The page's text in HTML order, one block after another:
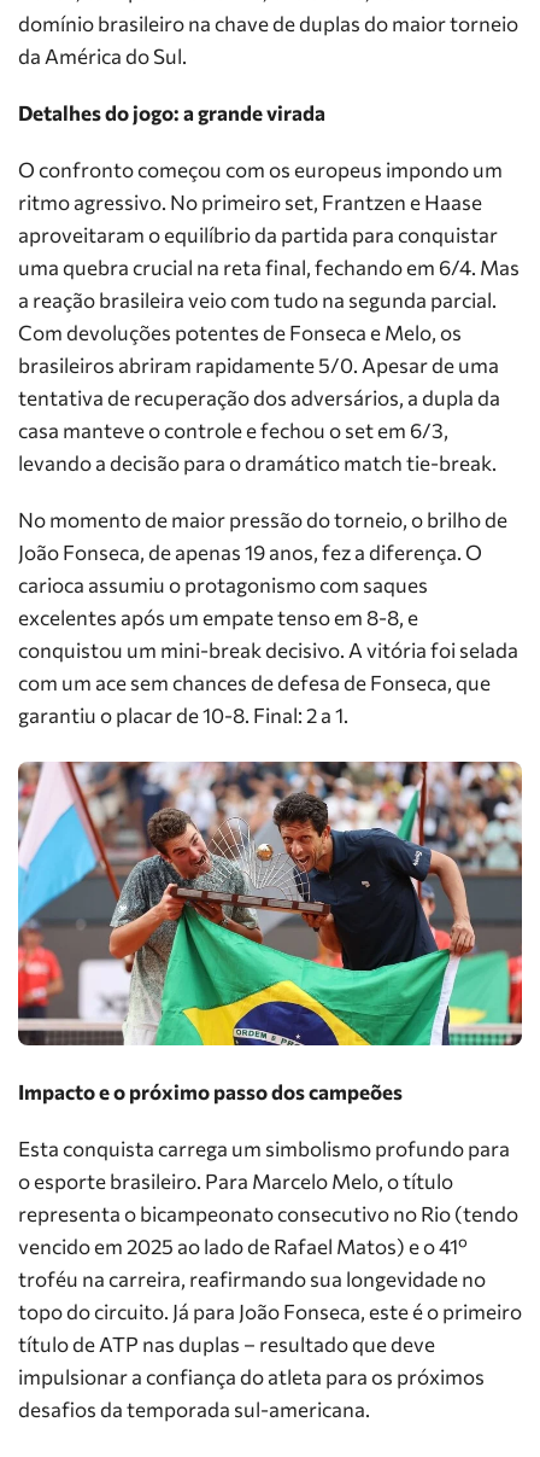
domínio brasileiro na chave de duplas do maior torneio
da América do Sul.
Detalhes do jogo: a grande virada
O confronto começou com os europeus impondo um
ritmo agressivo. No primeiro set, Frantzen e Haase
aproveitaram o equilíbrio da partida para conquistar
uma quebra crucial na reta final, fechando em 6/4. Mas
a reação brasileira veio com tudo na segunda parcial.
Com devoluções potentes de Fonseca e Melo, os
brasileiros abriram rapidamente 5/0. Apesar de uma
tentativa de recuperação dos adversários, a dupla da
casa manteve o controle e fechou o set em 6/3,
levando a decisão para o dramático match tie-break.
No momento de maior pressão do torneio, o brilho de
João Fonseca, de apenas 19 anos, fez a diferença. O
carioca assumiu o protagonismo com saques
excelentes após um empate tenso em 8-8, e
conquistou um mini-break decisivo. A vitória foi selada
com um ace sem chances de defesa de Fonseca, que
garantiu o placar de 10-8. Final: 2 a 1.
Impacto e o próximo passo dos campeões
Esta conquista carrega um simbolismo profundo para
o esporte brasileiro. Para Marcelo Melo, o título
representa o bicampeonato consecutivo no Rio (tendo
vencido em 2025 ao lado de Rafael Matos) e o 41º
troféu na carreira, reafirmando sua longevidade no
topo do circuito. Já para João Fonseca, este é o primeiro
título de ATP nas duplas – resultado que deve
impulsionar a confiança do atleta para os próximos
desafios da temporada sul-americana.